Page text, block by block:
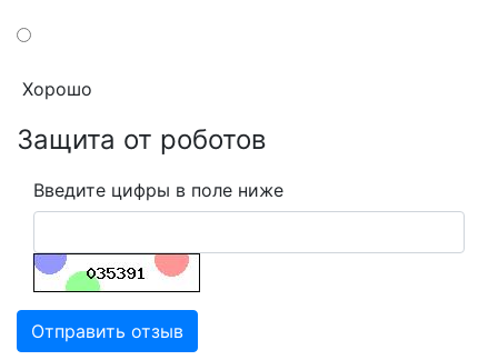
Хорошо
Защита от роботов
Введите цифры в поле ниже
Отправить отзыв